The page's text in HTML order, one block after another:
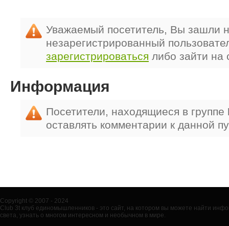
Уважаемый посетитель, Вы зашли
незарегистрированный
зарегистрироваться либо зайти на
Информация
Посетители, находящиеся в группе
оставлять комментарии к данной
Copyright © 2007 - 2024
Club 3t клуб единомышленников - это сайт, на котором вы можете найти
света, узнать о многом интересном и необычном в мире.